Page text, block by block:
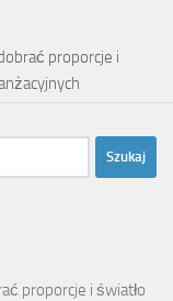
proporcje i
proporcje i światło